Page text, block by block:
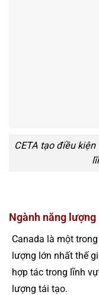
CETA tạo điều
Ngành năng lượng
Canada là một
lượng lớn nhất thế
hợp tác trong lĩnh
lượng tái tạo.